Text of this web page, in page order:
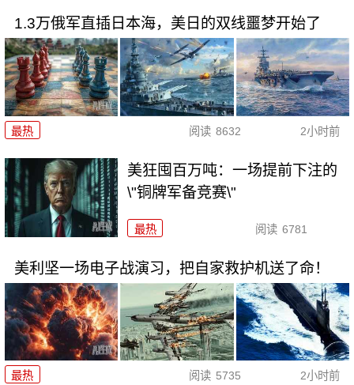
1.3万俄军直插日本海，美日的双线噩梦开始了
最热 阅读 8632 2小时前
美狂囤百万吨：一场提前下注的
\"铜牌军备竞赛\"
最热 阅读 6781
美利坚一场电子战演习，把自家救护机送了命！
最热 阅读 5735 2小时前